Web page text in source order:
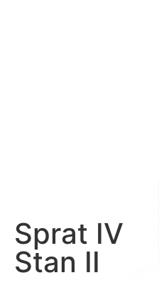
Sprat IV
Stan II